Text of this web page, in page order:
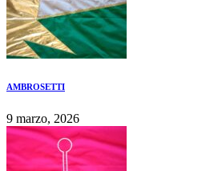
AMBROSETTI
9 marzo, 2026